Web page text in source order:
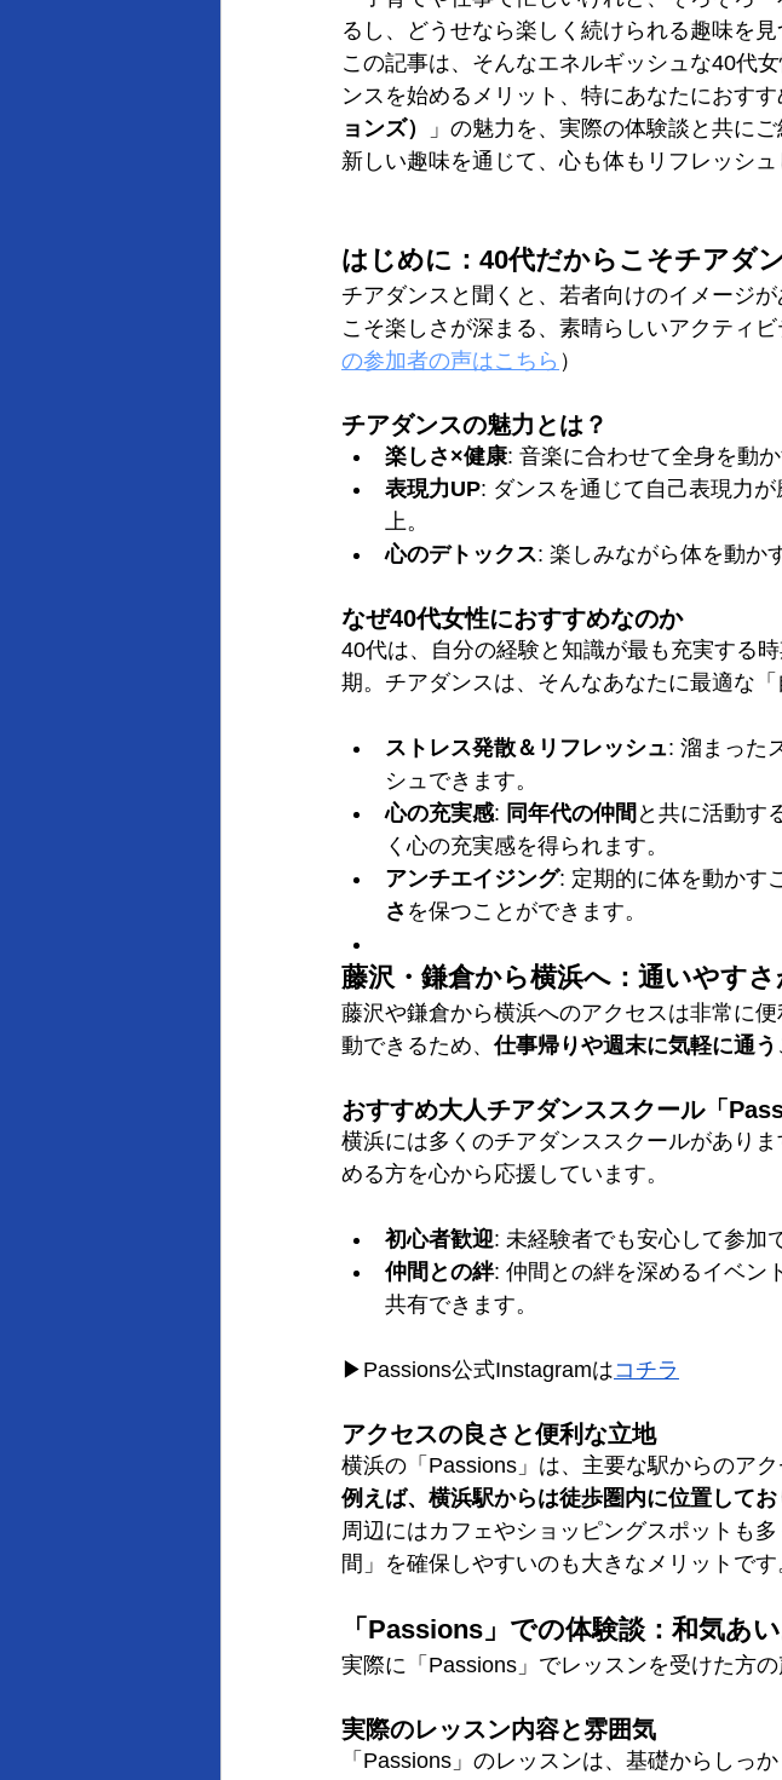
るし、どうせなら楽しく続けられる趣味を見
この記事は、そんなエネルギッシュな40代
ンスを始めるメリット、特にあなたにおす
ョンズ）
」の魅力を、実際の体験談と共にご
新しい趣味を通じて、心も体もリフレッシュ
はじめに：40代だからこそチアダン
チアダンスと聞くと、若者向けのイメージ
こそ楽しさが深まる、素晴らしいアクティビ
の参加者の声はこちら ）
チアダンスの魅力とは？
楽しさ×健康: 音楽に合わせて全身を動
表現力UP: ダンスを通じて自己表現力
上。
心のデトックス: 楽しみながら体を動か
なぜ40代女性におすすめなのか
40代は、自分の経験と知識が最も充実する
期。チアダンスは、そんなあなたに最適な「
ストレス発散＆リフレッシュ: 溜まった
シュできます。
心の充実感: 同年代の仲間 と共に活動す
く心の充実感を得られます。
アンチエイジング: 定期的に体を動かす
さ を保つことができます。
藤沢・鎌倉から横浜へ：通いやす
藤沢や鎌倉から横浜へのアクセスは非常に
動できるため、仕事帰りや週末に気軽に通う
おすすめ大人チアダンススクール「
横浜には多くのチアダンススクールがあり
める方を心から応援しています。
初心者歓迎: 未経験者でも安心して参加
仲間との絆: 仲間との絆を深めるイベン
共有できます。
▶Passions公式Instagramはコチラ
アクセスの良さと便利な立地
横浜の「Passions」は、主要な駅からのアク
例えば、横浜駅からは徒歩圏内に位置してお
周辺にはカフェやショッピングスポットも
間」を確保しやすいのも大きなメリットです
「Passions」での体験談：和気あ
実際に「Passions」でレッスンを受けた方の
実際のレッスン内容と雰囲気
「Passions」のレッスンは、基礎からしっ